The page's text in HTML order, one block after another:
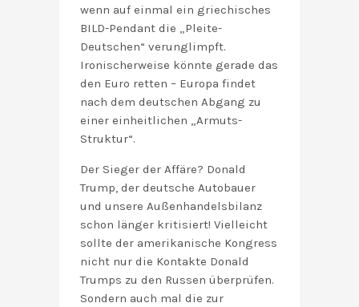
wenn auf einmal ein griechisches
BILD-Pendant die „Pleite-
Deutschen“ verunglimpft.
Ironischerweise könnte gerade das
den Euro retten – Europa findet
nach dem deutschen Abgang zu
einer einheitlichen „Armuts-
Struktur“.
Der Sieger der Affäre? Donald
Trump, der deutsche Autobauer
und unsere Außenhandelsbilanz
schon länger kritisiert! Vielleicht
sollte der amerikanische Kongress
nicht nur die Kontakte Donald
Trumps zu den Russen überprüfen.
Sondern auch mal die zur